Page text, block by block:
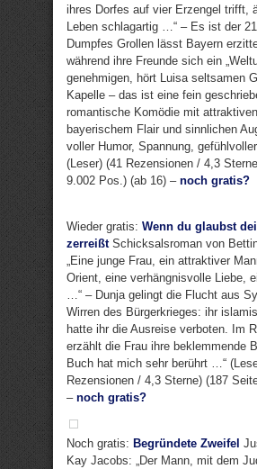
ihres Dorfes auf vier Erzengel trifft,
Leben schlagartig …“ – Es ist der
Dumpfes Grollen lässt Bayern
während ihre Freunde sich ein
genehmigen, hört Luisa seltsamen
Kapelle – das ist eine fein
romantische Komödie mit
bayerischem Flair und sinnlichen
voller Humor, Spannung,
(Leser) (41 Rezensionen / 4,3
9.002 Pos.) (ab 16) – noch gratis?
Wieder gratis: Wenn du glaubst
zerreißtSchicksalsroman von
„Eine junge Frau, ein attraktiver
Orient, eine verhängnisvolle Liebe,
…“ – Dunja gelingt die Flucht aus
Wirren des Bürgerkrieges: ihr
hatte ihr die Ausreise verboten. Im
erzählt die Frau ihre beklemmende
Buch hat mich sehr berührt …“
Rezensionen / 4,3 Sterne) (187
– noch gratis?
Noch gratis: Begründete Zweifel
Kay Jacobs: „Der Mann, mit dem